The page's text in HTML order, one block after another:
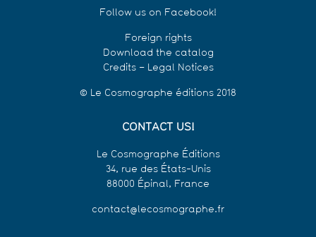
Follow us on Facebook!
Foreign rights
Download the catalog
Credits – Legal Notices
© Le Cosmographe éditions 2018
CONTACT US!
Le Cosmographe Éditions
34, rue des États-Unis
88000 Épinal, France
contact@lecosmographe.fr